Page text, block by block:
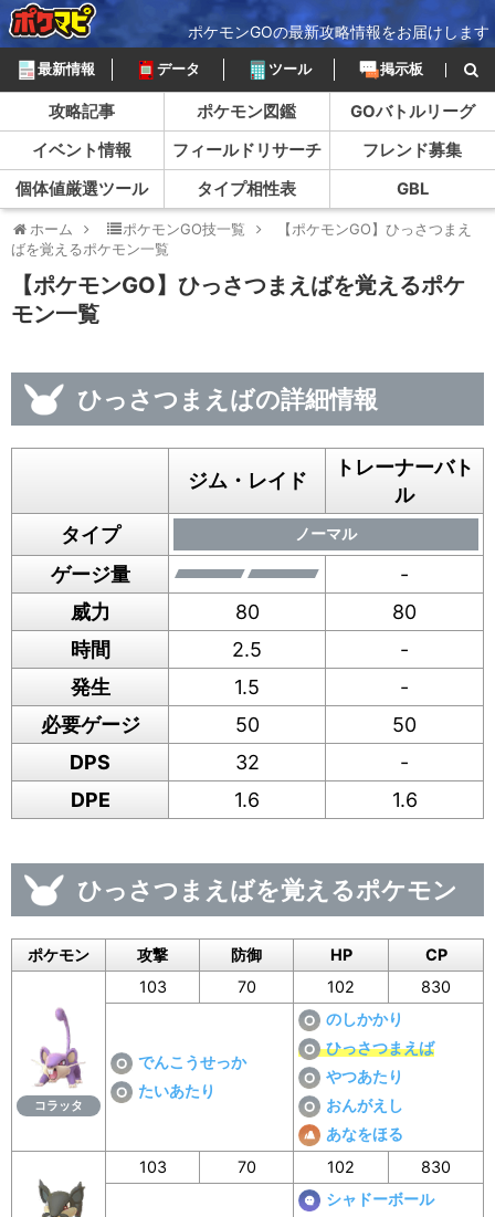
ポケモンGOの最新攻略情報をお届けします
最新情報 データ ツール 掲示板
攻略記事 ポケモン図鑑
GOバトルリーグ
イベント情報
フィールドリサーチ
フレンド募集
個体値厳選ツール
タイプ相性表 GBL
ホーム ポケモンGO技一覧
【ポケモンGO】ひっさつまえ
ばを覚えるポケモン一覧
【ポケモンGO】ひっさつまえばを覚えるポケ
モン一覧
ひっさつまえばの詳細情報
ジム・レイド
トレーナーバト
ル
タイプ
ノーマル
ゲージ量
-
威力
80
80
時間
2.5
-
発生
1.5
-
必要ゲージ
50
50
DPS
32
-
DPE
1.6 1.6
ひっさつまえばを覚えるポケモン
ポケモン 攻撃 防御 HP CP
コラッタ
103 70 102 830
でんこうせっか
たいあたり
のしかかり
ひっさつまえば
やつあたり
おんがえし
あなをほる
103 70 102 830
シャドーボール